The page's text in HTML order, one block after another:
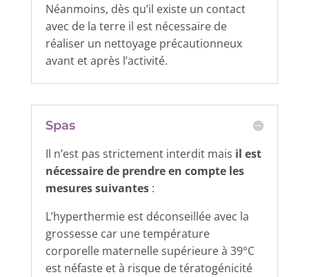
Néanmoins, dès qu’il existe un contact
avec de la terre il est nécessaire de
réaliser un nettoyage précautionneux
avant et après l’activité.
Spas
Il n’est pas strictement interdit mais il est
nécessaire de prendre en compte les
mesures suivantes:
L’hyperthermie est déconseillée avec la
grossesse car une température
corporelle maternelle supérieure à 39°C
est néfaste et à risque de tératogénicité